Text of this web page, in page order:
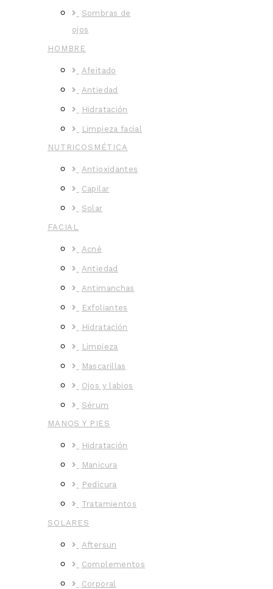
Sombras de
ojos
HOMBRE
Afeitado
Antiedad
Hidratación
Limpieza facial
NUTRICOSMÉTICA
Antioxidantes
Capilar
Solar
FACIAL
Acné
Antiedad
Antimanchas
Exfoliantes
Hidratación
Limpieza
Mascarillas
Ojos y labios
Sérum
MANOS Y PIES
Hidratación
Manicura
Pedicura
Tratamientos
SOLARES
Aftersun
Complementos
Corporal